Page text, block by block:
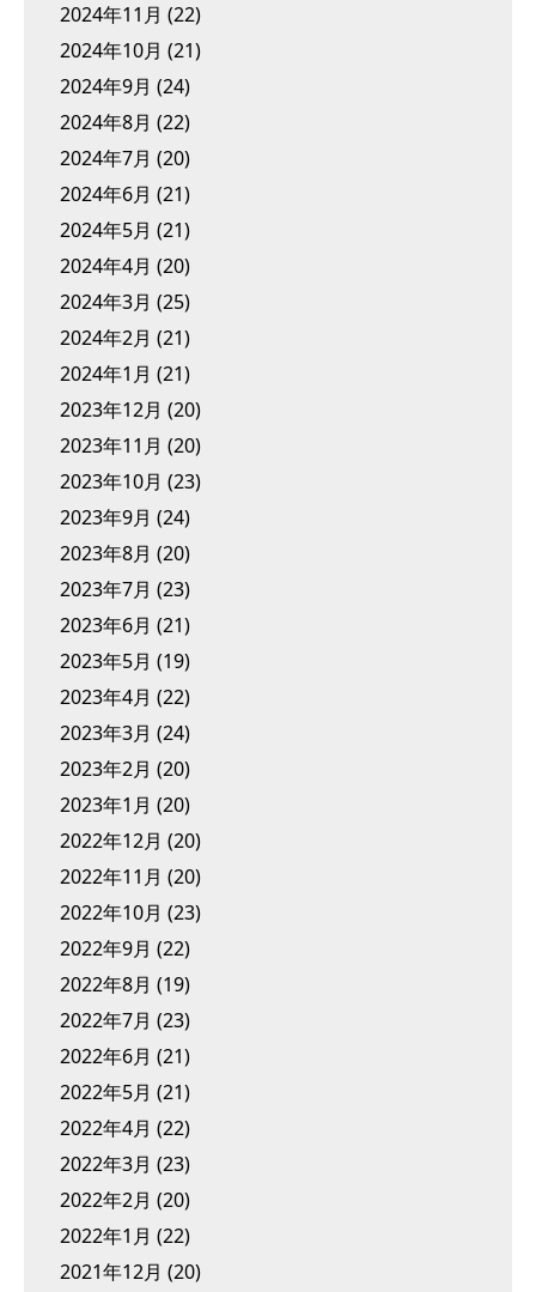
2024年11月 (22)
2024年10月 (21)
2024年9月 (24)
2024年8月 (22)
2024年7月 (20)
2024年6月 (21)
2024年5月 (21)
2024年4月 (20)
2024年3月 (25)
2024年2月 (21)
2024年1月 (21)
2023年12月 (20)
2023年11月 (20)
2023年10月 (23)
2023年9月 (24)
2023年8月 (20)
2023年7月 (23)
2023年6月 (21)
2023年5月 (19)
2023年4月 (22)
2023年3月 (24)
2023年2月 (20)
2023年1月 (20)
2022年12月 (20)
2022年11月 (20)
2022年10月 (23)
2022年9月 (22)
2022年8月 (19)
2022年7月 (23)
2022年6月 (21)
2022年5月 (21)
2022年4月 (22)
2022年3月 (23)
2022年2月 (20)
2022年1月 (22)
2021年12月 (20)